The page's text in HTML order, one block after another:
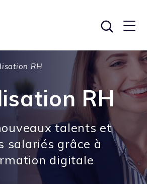
RH
RH
talents et
salariés grâce à
digitale